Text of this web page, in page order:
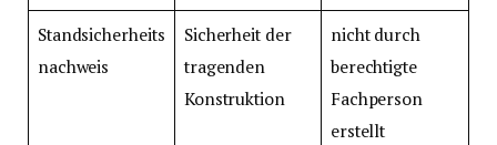
Standsicherheits
nachweis
Sicherheit der
tragenden
Konstruktion
nicht durch
berechtigte
Fachperson
erstellt